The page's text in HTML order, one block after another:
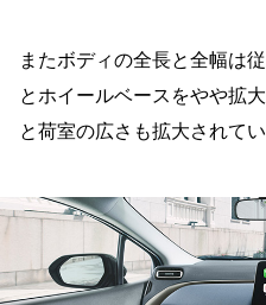
またボディの全長と全幅は
とホイールベースをやや拡
と荷室の広さも拡大されてい